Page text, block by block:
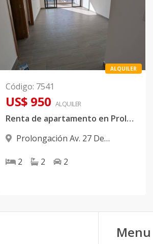
ALQUILER
Código: 7541
US$ 950 ALQUILER
Renta de apartamento en Prolongación 27 de febrero
Prolongación Av. 27 De
2
2 2
Menu